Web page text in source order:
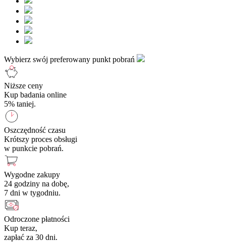
Wybierz swój preferowany punkt pobrań
Niższe ceny
Kup badania online
5% taniej.
Oszczędność czasu
Krótszy proces obsługi
w punkcie pobrań.
Wygodne zakupy
24 godziny na dobę,
7 dni w tygodniu.
Odroczone płatności
Kup teraz,
zapłać za 30 dni.